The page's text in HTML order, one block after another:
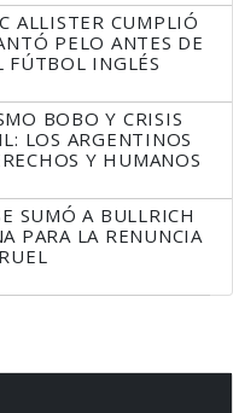
ALLISTER CUMPLIÓ
PELO ANTES DE
FÚTBOL INGLÉS
BOBO Y CRISIS
LOS ARGENTINOS
Y HUMANOS
SUMÓ A BULLRICH
PARA LA RENUNCIA